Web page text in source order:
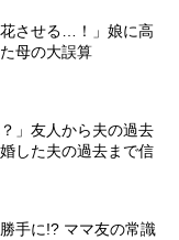
花させる…！」娘に高
母の大誤算
」友人から夫の過去
した夫の過去まで信
手に!? ママ友の常識